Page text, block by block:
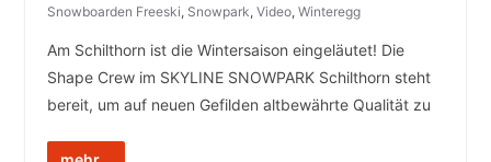
Snowboarden Freeski, Snowpark, Video, Winteregg
Am Schilthorn ist die Wintersaison eingeläutet! Die
Shape Crew im SKYLINE SNOWPARK Schilthorn steht
bereit, um auf neuen Gefilden altbewährte Qualität zu